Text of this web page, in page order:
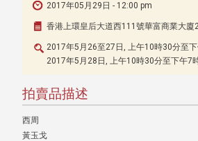
2017年05月29日 - 12:00 pm
香港上環皇后大道西111號華富商業大廈
2017年5月26至27日, 上午10時30分至
2017年5月28日, 上午10時30分至下午7
拍賣品描述
西周
黃玉戈